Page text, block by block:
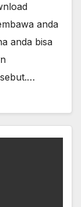
anda
anda bisa